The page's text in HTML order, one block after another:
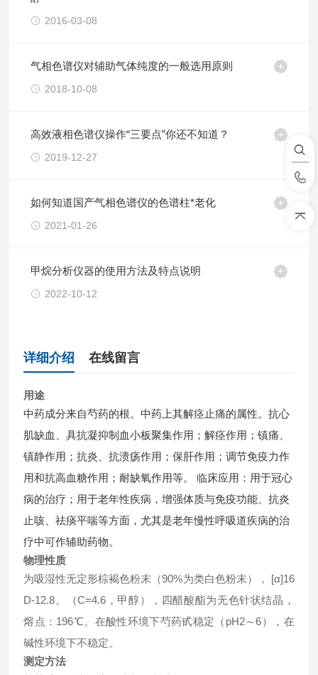
2016-03-08
气相色谱仪对辅助气体纯度的一般选用原则
2018-10-08
高效液相色谱仪操作“三要点”你还不知道？
2019-12-27
如何知道国产气相色谱仪的色谱柱*老化
2021-01-26
甲烷分析仪器的使用方法及特点说明
2022-10-12
详细介绍 在线留言
用途
中药成分来自芍药的根。中药上其解痉止痛的属性。抗心
肌缺血、具抗凝抑制血小板聚集作用；解痉作用；镇痛、
镇静作用；抗炎、抗溃疡作用；保肝作用；调节免疫力作
用和抗高血糖作用；耐缺氧作用等。 临床应用：用于冠心
病的治疗；用于老年性疾病，增强体质与免疫功能、抗炎
止咳、祛痰平喘等方面，尤其是老年慢性呼吸道疾病的治
疗中可作辅助药物。
物理性质
为吸湿性无定形棕褐色粉末（90%为类白色粉末）， [α]16
D-12.8。（C=4.6，甲醇），四醋酸酯为无色针状结晶，
熔点：196℃。在酸性环境下芍药甙稳定（pH2～6），在
碱性环境下不稳定。
测定方法